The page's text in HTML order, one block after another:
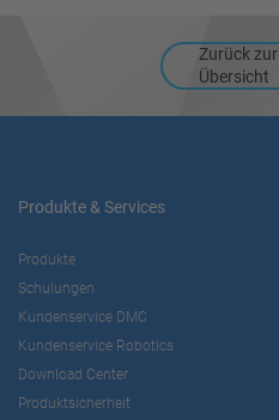
Zurück zur
Übersicht
Produkte & Services
Produkte
Schulungen
Kundenservice DMC
Kundenservice Robotics
Download Center
Produktsicherheit